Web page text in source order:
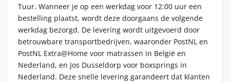
Tuur. Wanneer je op een werkdag voor 12:00 uur een
bestelling plaatst, wordt deze doorgaans de volgende
werkdag bezorgd. De levering wordt uitgevoerd door
betrouwbare transportbedrijven, waaronder PostNL en
PostNL Extra@Home voor matrassen in België en
Nederland, en Jos Dusseldorp voor boxsprings in
Nederland. Deze snelle levering garandeert dat klanten